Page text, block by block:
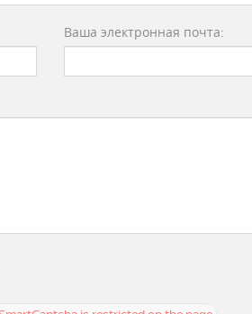
Ваша электронная почта: